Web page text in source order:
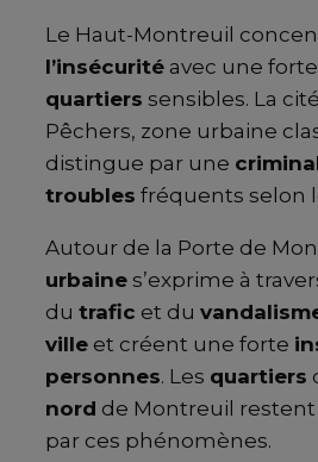
Le Haut-Montreuil
l’insécurité avec une
quartiers sensibles. La
Pêchers, zone urbaine
distingue par une
troubles fréquents selon
Autour de la Porte de
urbaine s’exprime à
du trafic et du
ville et créent une forte
personnes. Les quartiers
nord de Montreuil
par ces phénomènes.